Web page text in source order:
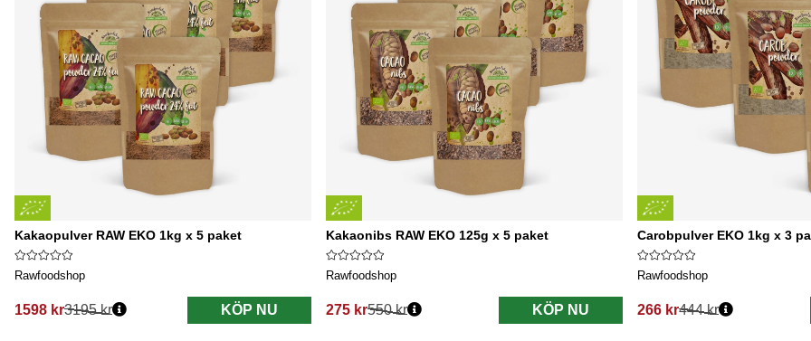
Kakaopulver RAW EKO 1kg x 5 paket
Rawfoodshop
1598 kr
Ordinarie pris:
3195 kr KÖP NU
Kakaonibs RAW EKO 125g x 5 paket
Rawfoodshop
275 kr
Ordinarie pris:
550 kr KÖP NU
Carobpulver EKO 1kg x 3
Rawfoodshop
266 kr
Ordinarie pris:
444 kr